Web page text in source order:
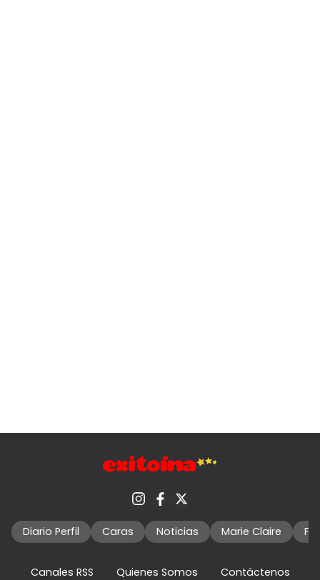
Diario Perfil Caras Noticias Marie Claire
Canales RSS Quienes Somos Contáctenos